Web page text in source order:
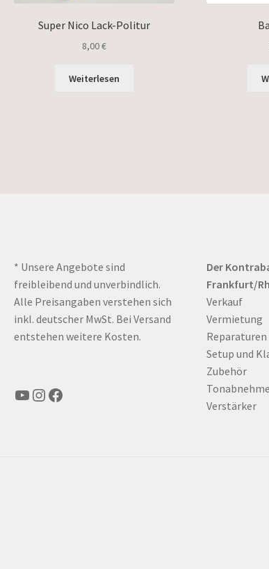
Super Nico Lack-Politur
8,00€
Weiterlesen
* Unsere Angebote sind
freibleibend und unverbindlich.
Alle Preisangaben verstehen sich
inkl. deutscher MwSt. Bei Versand
entstehen weitere Kosten.
YouTube
Instagram
Facebook
Der
Frankfurt/
Verkauf
Vermietung
Reparaturen
Setup und
Zubehör
Verstärker